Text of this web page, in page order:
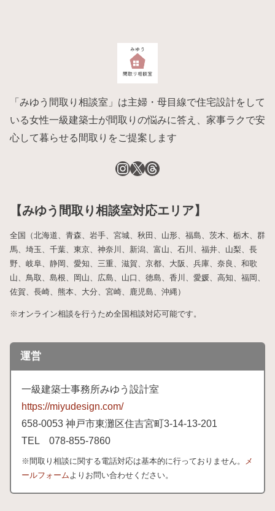
「みゆう間取り相談室」は主婦・母目線で住宅設計をして
いる女性一級建築士が間取りの悩みに答え、家事ラクで安
心して暮らせる間取りをご提案します
【みゆう間取り相談室対応エリア】
全国（北海道、青森、岩手、宮城、秋田、山形、福島、茨木、栃木、群
馬、埼玉、千葉、東京、神奈川、新潟、富山、石川、福井、山梨、長
野、岐阜、静岡、愛知、三重、滋賀、京都、大阪、兵庫、奈良、和歌
山、鳥取、島根、岡山、広島、山口、徳島、香川、愛媛、高知、福岡、
佐賀、長崎、熊本、大分、宮崎、鹿児島、沖縄）
※オンライン相談を行うため全国相談対応可能です。
運営
一級建築士事務所みゆう設計室
https://miyudesign.com/
658-0053 神戸市東灘区住吉宮町3-14-13-201
TEL 078-855-7860
※間取り相談に関する電話対応は基本的に行っておりません。
メ
ールフォームよりお問い合わせください。